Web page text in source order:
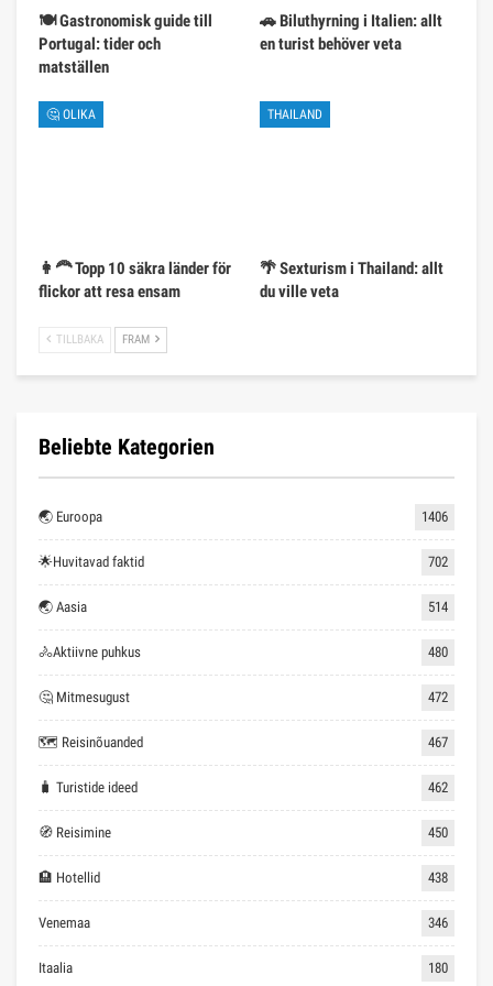
🍽️ Gastronomisk guide till
Portugal: tider och
matställen
🚗 Biluthyrning i Italien: allt
en turist behöver veta
🤔 OLIKA
👩‍🦰 Topp 10 säkra länder för
flickor att resa ensam
THAILAND
🌴 Sexturism i Thailand: allt
du ville veta
TILLBAKA FRAM
Beliebte Kategorien
🌏 Euroopa 1406
🌟Huvitavad faktid 702
🌏 Aasia 514
🚴Aktiivne puhkus 480
🤔 Mitmesugust 472
🗺 Reisinõuanded 467
🧳 Turistide ideed 462
🧭 Reisimine 450
🏨 Hotellid 438
Venemaa 346
Itaalia 180